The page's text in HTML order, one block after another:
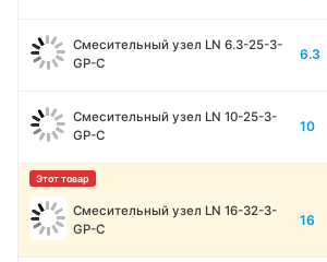
Смесительный узел LN 6.3-25-3-
GP-C
6.3
Смесительный узел LN 10-25-3-
GP-C
10
Смесительный узел LN 16-32-3-
GP-C
16